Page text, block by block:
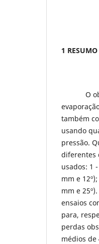
1 RESUMO
O
também
usando
pressão.
diferentes
usados: 1
mm e
mm e
ensaios
para,
perdas
médios de